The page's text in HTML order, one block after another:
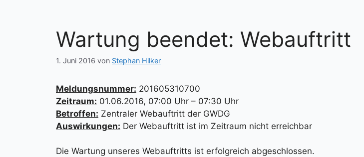
Wartung beendet: Webauftritt
1. Juni 2016 von Stephan Hilker
Meldungsnummer: 201605310700
Zeitraum: 01.06.2016, 07:00 Uhr – 07:30 Uhr
Betroffen: Zentraler Webauftritt der GWDG
Auswirkungen: Der Webauftritt ist im Zeitraum nicht erreichbar
Die Wartung unseres Webauftritts ist erfolgreich abgeschlossen.